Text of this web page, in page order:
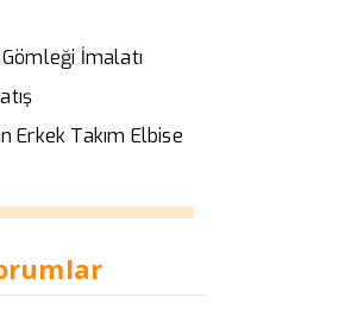
İmalatı
Erkek Takım Elbise